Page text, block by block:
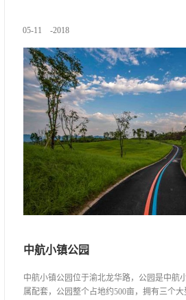
中航小镇公园
2018
-
05-11
中航小镇公园位于渝北龙华路，公园是中航
属配套，公园整个占地约500亩，拥有三个